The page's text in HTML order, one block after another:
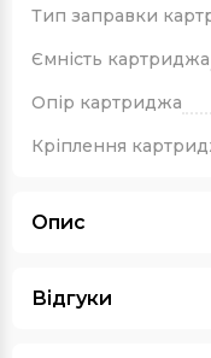
Тип заправки
Ємність картриджа
Опір картриджа
Кріплення
Опис
Відгуки